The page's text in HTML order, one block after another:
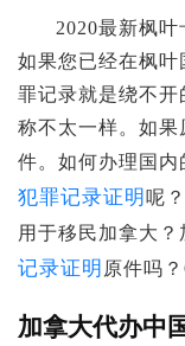
针对香港居民的
@老陈有话说
一张单程证，
@老陈有话说
如何办理加拿大
@样本库
2020最新枫叶
如果您已经在枫叶
罪记录就是绕不开
称不太一样。如
件。如何办理国内
犯罪记录证明 呢
用于移民加拿大
记录证明 原件吗
加拿大代办中